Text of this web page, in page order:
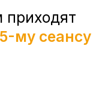
приходят
му сеансу